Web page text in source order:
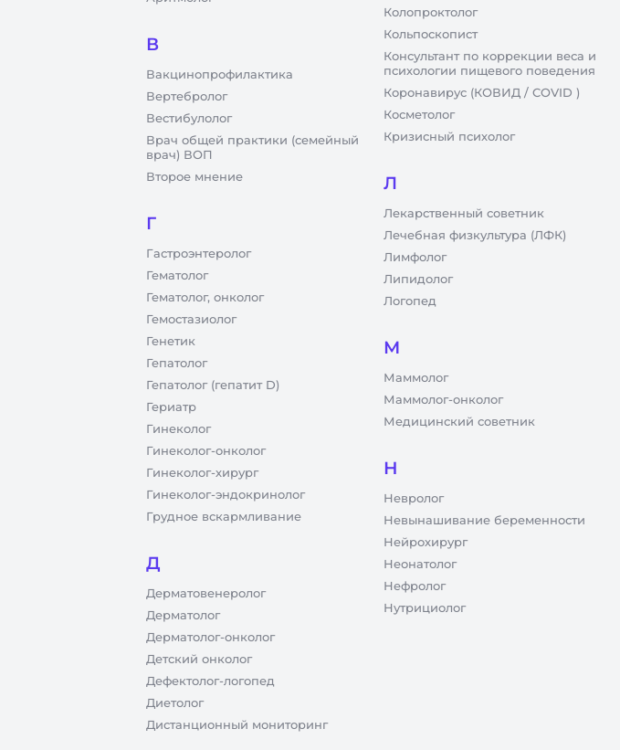
В
Вакцинопрофилактика
Вертебролог
Вестибулолог
Врач общей практики (семейный
врач) ВОП
Второе мнение
Г
Гастроэнтеролог
Гематолог
Гематолог, онколог
Гемостазиолог
Генетик
Гепатолог
Гепатолог (гепатит D)
Гериатр
Гинеколог
Гинеколог-онколог
Гинеколог-хирург
Гинеколог-эндокринолог
Грудное вскармливание
Д
Дерматовенеролог
Дерматолог
Дерматолог-онколог
Детский онколог
Дефектолог-логопед
Диетолог
Дистанционный мониторинг
Колопроктолог
Кольпоскопист
Консультант по коррекции веса и
психологии пищевого поведения
Коронавирус (КОВИД / COVID )
Косметолог
Кризисный психолог
Л
Лекарственный советник
Лечебная физкультура (ЛФК)
Лимфолог
Липидолог
Логопед
М
Маммолог
Маммолог-онколог
Медицинский советник
Н
Невролог
Невынашивание беременности
Нейрохирург
Неонатолог
Нефролог
Нутрициолог